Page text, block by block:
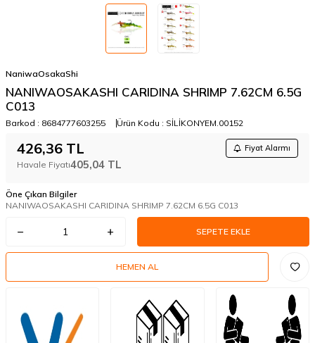
NaniwaOsakaShi
NANIWAOSAKASHI CARIDINA SHRIMP 7.62CM 6.5G
C013
Barkod : 8684777603255 Ürün Kodu : SİLİKONYEM.00152
426,36 TL Fiyat Alarmı
Havale Fiyatı405,04 TL
Öne Çıkan Bilgiler
NANIWAOSAKASHI CARIDINA SHRIMP 7.62CM 6.5G C013
SEPETE EKLE
HEMEN AL